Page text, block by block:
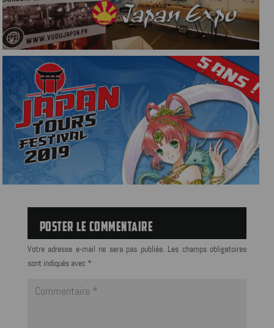
POSTER LE COMMENTAIRE
Votre adresse e-mail ne sera pas publiée. Les champs obligatoires
sont indiqués avec *